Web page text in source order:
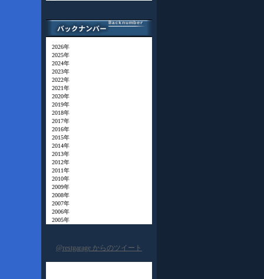
2026年
2025年
2024年
2023年
2022年
2021年
2020年
2019年
2018年
2017年
2016年
2015年
2014年
2013年
2012年
2011年
2010年
2009年
2008年
2007年
2006年
2005年
@restgarage からのツイート